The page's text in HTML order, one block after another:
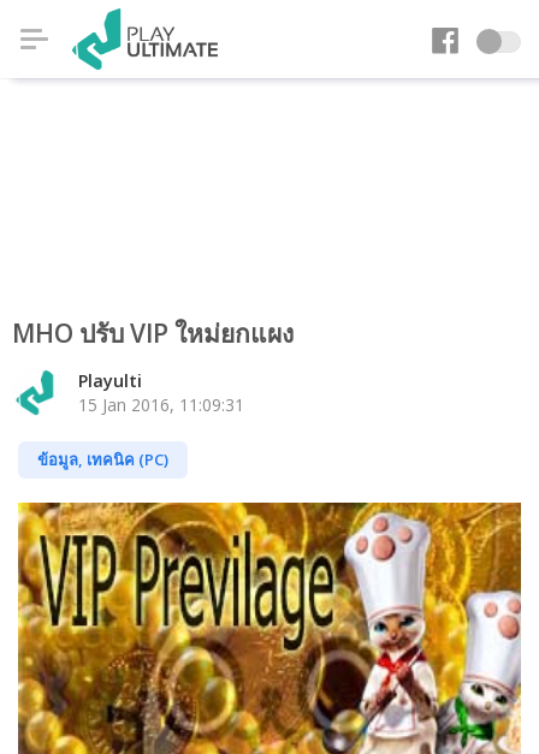
MHO ปรับ VIP ใหม่ยกแผง
Playulti
15 Jan 2016, 11:09:31
ข้อมูล, เทคนิค (PC)